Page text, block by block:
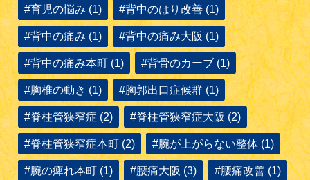
#育児の悩み (1) #背中のはり改善 (1)
#背中の痛み (1) #背中の痛み大阪 (1)
#背中の痛み本町 (1) #背骨のカーブ (1)
#胸椎の動き (1) #胸郭出口症候群 (1)
#脊柱管狭窄症 (2) #脊柱管狭窄症大阪 (2)
#脊柱管狭窄症本町 (2) #腕が上がらない整体 (1)
#腕の痺れ本町 (1) #腰痛大阪 (3) #腰痛改善 (1)